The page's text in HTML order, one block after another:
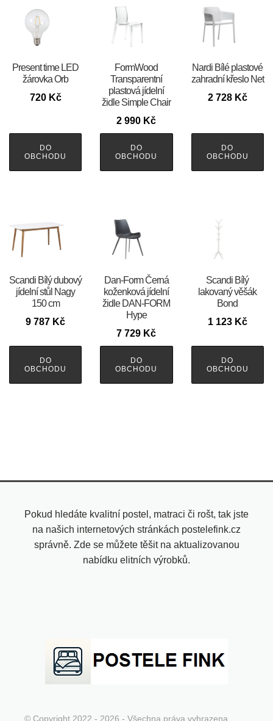
Present time LED
žárovka Orb
720 Kč
DO
OBCHODU
FormWood
Transparentní
plastová jídelní
židle Simple Chair
2 990 Kč
DO
OBCHODU
Nardi Bílé plastové
zahradní křeslo Net
2 728 Kč
DO
OBCHODU
Scandi Bílý dubový
jídelní stůl Nagy
150 cm
9 787 Kč
DO
OBCHODU
​​​​​Dan-Form Černá
koženková jídelní
židle DAN-FORM
Hype
7 729 Kč
DO
OBCHODU
Scandi Bílý
lakovaný věšák
Bond
1 123 Kč
DO
OBCHODU
Pokud hledáte kvalitní postel, matraci či rošt, tak jste
na našich internetových stránkách postelefink.cz
správně. Zde se můžete těšit na aktualizovanou
nabídku elitních výrobků.
© Copyright 2022 - 2026 - Všechna práva vyhrazena